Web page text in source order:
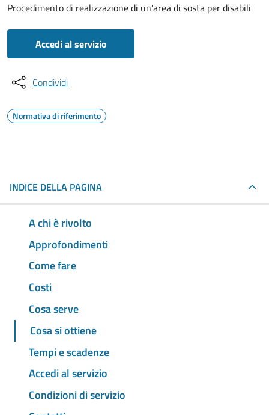
Procedimento di realizzazione di un'area di sosta per disabili
Accedi al servizio
Condividi
Normativa di riferimento
INDICE DELLA PAGINA
A chi è rivolto
Approfondimenti
Come fare
Costi
Cosa serve
Cosa si ottiene
Tempi e scadenze
Accedi al servizio
Condizioni di servizio